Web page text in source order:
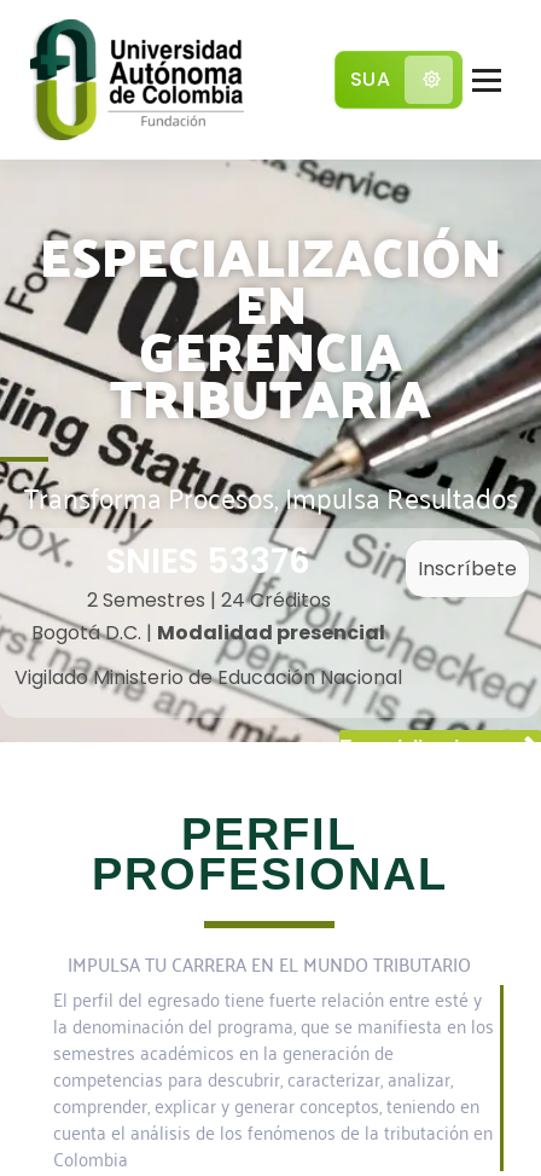
SUA
ESPECIALIZACIÓN
EN
GERENCIA
TRIBUTARIA
Transforma Procesos, Impulsa Resultados
SNIES 53376
2 Semestres | 24 Créditos
Bogotá D.C. | Modalidad presencial
Vigilado Ministerio de Educación Nacional
Inscríbete
Especializaciones
PERFIL
PROFESIONAL
IMPULSA TU CARRERA EN EL MUNDO TRIBUTARIO
El perfil del egresado tiene fuerte relación entre esté y
la denominación del programa, que se manifiesta en los
semestres académicos en la generación de
competencias para descubrir, caracterizar, analizar,
comprender, explicar y generar conceptos, teniendo en
cuenta el análisis de los fenómenos de la tributación en
Colombia